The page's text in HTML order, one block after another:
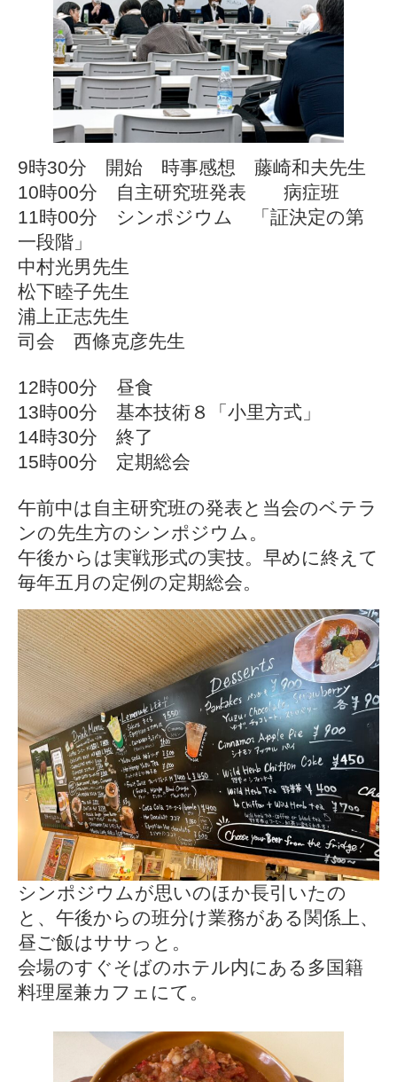
9時30分 開始 時事感想 藤崎和夫先生
10時00分 自主研究班発表 病症班
11時00分 シンポジウム 「証決定の第
一段階」
中村光男先生
松下睦子先生
浦上正志先生
司会 西條克彦先生
12時00分 昼食
13時00分 基本技術８「小里方式」
14時30分 終了
15時00分 定期総会
午前中は自主研究班の発表と当会のベテラ
ンの先生方のシンポジウム。
午後からは実戦形式の実技。早めに終えて
毎年五月の定例の定期総会。
シンポジウムが思いのほか長引いたの
と、午後からの班分け業務がある関係上、
昼ご飯はササっと。
会場のすぐそばのホテル内にある多国籍
料理屋兼カフェにて。